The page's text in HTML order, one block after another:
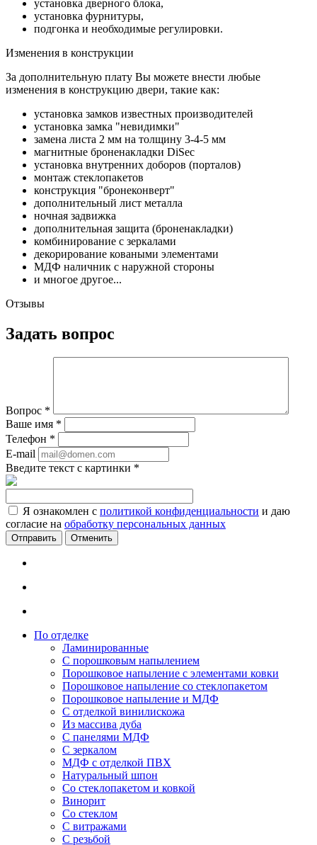
установка дверного блока,
установка фурнитуры,
подгонка и необходимые регулировки.
Изменения в конструкции
За дополнительную плату Вы можете внести любые
изменения в конструкцию двери, такие как:
установка замков известных производителей
установка замка "невидимки"
замена листа 2 мм на толщину 3-4-5 мм
магнитные броненакладки DiSec
установка внутренних доборов (порталов)
монтаж стеклопакетов
конструкция "бронеконверт"
дополнительный лист металла
ночная задвижка
дополнительная защита (броненакладки)
комбинирование с зеркалами
декорирование коваными элементами
МДФ наличник с наружной стороны
и многое другое...
Отзывы
Задать вопрос
Вопрос *
Ваше имя *
Телефон *
E-mail
Введите текст с картинки *
Я ознакомлен с политикой конфиденциальности и даю
согласие на обработку персональных данных
Отменить
По отделке
Ламинированные
С порошковым напылением
Порошковое напыление с элементами ковки
Порошковое напыление со стеклопакетом
Порошковое напыление и МДФ
С отделкой винилискожа
Из массива дуба
С панелями МДФ
С зеркалом
МДФ с отделкой ПВХ
Натуральный шпон
Со стеклопакетом и ковкой
Винорит
Со стеклом
С витражами
С резьбой